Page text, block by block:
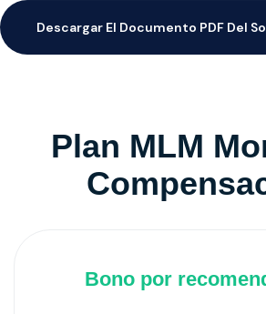
Descargar El Documento PDF Del
Plan MLM
Bono por